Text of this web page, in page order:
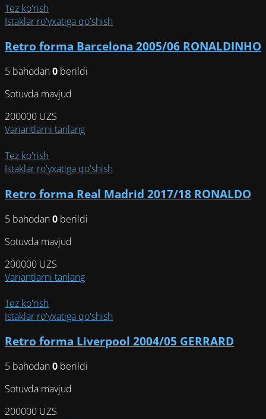
несколько
Опции
выбрать
Tez ko'rish
Istaklar ro'yxatiga qo'shish
Retro forma Barcelona 2005/06 RONALDINHO
5 bahodan0 berildi
Sotuvda mavjud
200000 UZS
Variantlarni tanlangЭтот
несколько
Опции
выбрать
Tez ko'rish
Istaklar ro'yxatiga qo'shish
Retro forma Real Madrid 2017/18 RONALDO
5 bahodan0 berildi
Sotuvda mavjud
200000 UZS
Variantlarni tanlangЭтот
несколько
Опции
выбрать
Tez ko'rish
Istaklar ro'yxatiga qo'shish
Retro forma Liverpool 2004/05 GERRARD
5 bahodan0 berildi
Sotuvda mavjud
200000 UZS